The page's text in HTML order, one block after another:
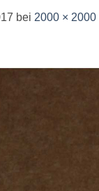
bei 2000 × 2000